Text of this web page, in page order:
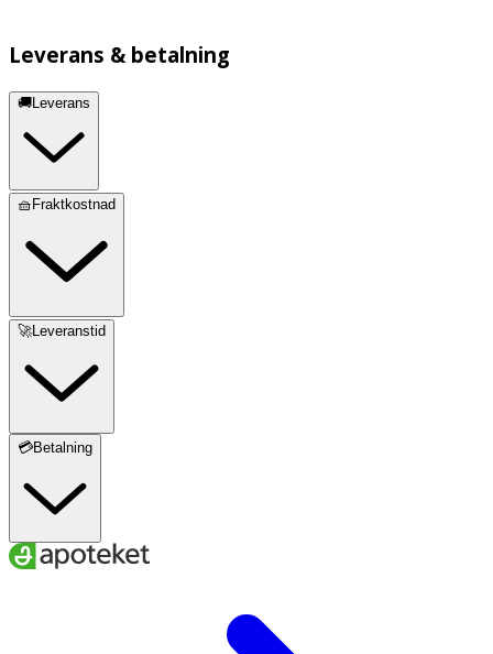
Leverans & betalning
🚚Leverans
🧺Fraktkostnad
🚀Leveranstid
💳Betalning